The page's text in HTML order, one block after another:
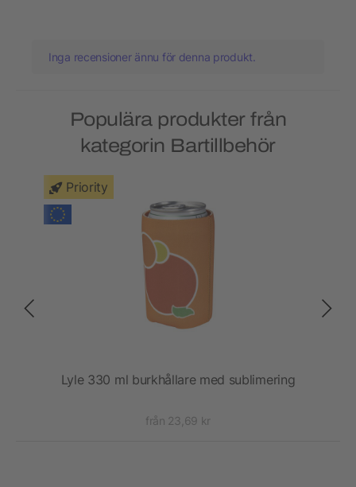
Inga recensioner ännu för denna produkt.
Populära produkter från
kategorin Bartillbehör
Priority
Lyle 330 ml burkhållare med sublimering
från 23,69 kr